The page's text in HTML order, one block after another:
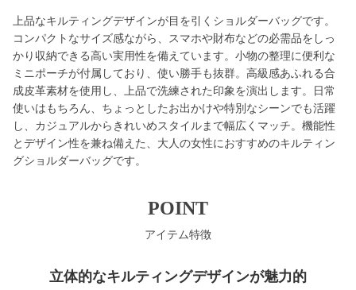
上品なキルティングデザインが目を引くショルダーバッグです。
コンパクトなサイズ感ながら、スマホや財布などの必需品をしっ
かり収納できる高い実用性を備えています。小物の整理に便利な
ミニポーチが付属しており、使い勝手も抜群。高級感あふれる合
成皮革素材を使用し、上品で洗練された印象を演出します。日常
使いはもちろん、ちょっとしたお出かけや特別なシーンでも活躍
し、カジュアルからきれいめスタイルまで幅広くマッチ。機能性
とデザイン性を兼ね備えた、大人の女性におすすめのキルティン
グショルダーバッグです。
POINT
アイテム特徴
立体的なキルティングデザインが魅力的